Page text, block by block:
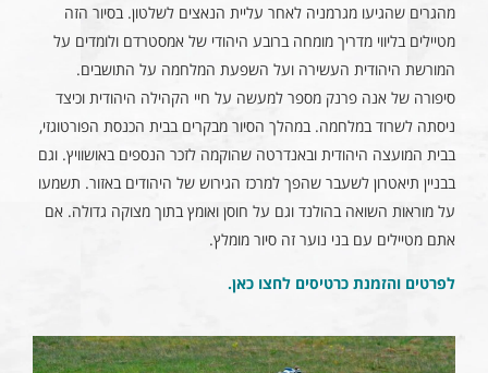
מהגרים שהגיעו מגרמניה לאחר עליית הנאצים לשלטון. בסיור הזה
מטיילים בליווי מדריך מומחה ברובע היהודי של אמסטרדם ולומדים על
המורשת היהודית העשירה ועל השפעת המלחמה על התושבים.
סיפורה של אנה פרנק מספר למעשה על חיי הקהילה היהודית וכיצד
ניסתה לשרוד במלחמה. במהלך הסיור מבקרים בבית הכנסת הפורטוגזי,
בבית המועצה היהודית ובאנדרטה שהוקמה לזכר הנספים באושוויץ. וגם
בבניין תיאטרון לשעבר שהפך למרכז הגירוש של היהודים באזור. תשמעו
על מוראות השואה בהולנד וגם על חוסן ואומץ בתוך מצוקה גדולה. אם
אתם מטיילים עם בני נוער זה סיור מומלץ.
לפרטים והזמנת כרטיסים לחצו כאן.